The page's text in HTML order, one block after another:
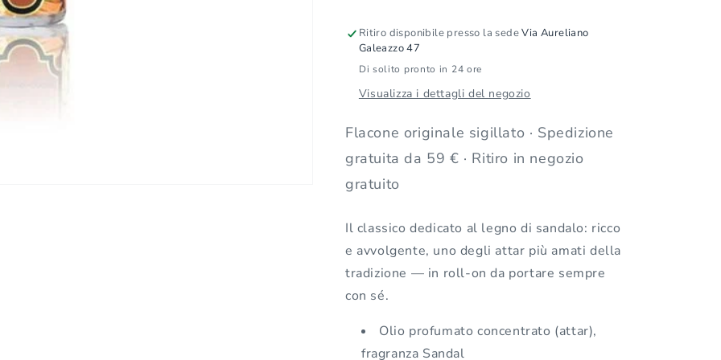
ml
ml
Ritiro disponibile presso la sedeVia Aureliano
Galeazzo 47
Di solito pronto in 24 ore
Visualizza i dettagli del negozio
Flacone originale sigillato · Spedizione
gratuita da 59 € · Ritiro in negozio
gratuito
Il classico dedicato al legno di sandalo: ricco
e avvolgente, uno degli attar più amati della
tradizione — in roll-on da portare sempre
con sé.
Olio profumato concentrato (attar),
fragranza Sandal